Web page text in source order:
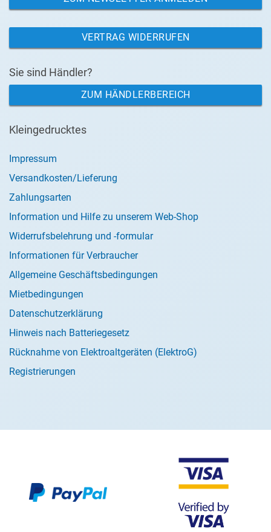
VERTRAG WIDERRUFEN
Sie sind Händler?
ZUM HÄNDLERBEREICH
Kleingedrucktes
Impressum
Versandkosten/Lieferung
Zahlungsarten
Information und Hilfe zu unserem Web-Shop
Widerrufsbelehrung und -formular
Informationen für Verbraucher
Allgemeine Geschäftsbedingungen
Mietbedingungen
Datenschutzerklärung
Hinweis nach Batteriegesetz
Rücknahme von Elektroaltgeräten (ElektroG)
Registrierungen